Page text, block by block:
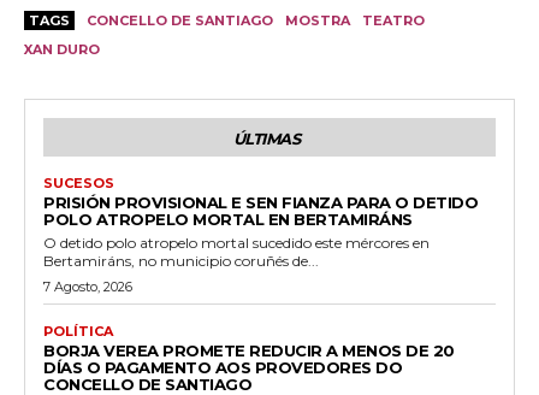
TAGS CONCELLO DE SANTIAGO MOSTRA
TEATRO
XAN DURO
ÚLTIMAS
SUCESOS
PRISIÓN PROVISIONAL E SEN FIANZA PARA O DETIDO
POLO ATROPELO MORTAL EN BERTAMIRÁNS
O detido polo atropelo mortal sucedido este mércores en
Bertamiráns, no municipio coruñés de...
7 Agosto, 2026
POLÍTICA
BORJA VEREA PROMETE REDUCIR A MENOS DE 20
DÍAS O PAGAMENTO AOS PROVEDORES DO
CONCELLO DE SANTIAGO